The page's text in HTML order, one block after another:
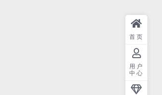
首页
用户
中心